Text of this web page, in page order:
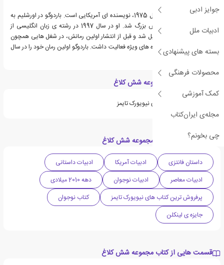
جوایز ادبی
ادبیات ملل
بسته های پیشنهادی
محصولات فرهنگی
کمک آموزشی
مجله‌ی ایران‌کتاب
چی بخونم؟
لی باردوگو، زاده ی 6 آپریل 1975، نویسنده ای آمریکایی است. باردوگو در اورشلیم به
دنیا آمد و در لس آنجلس بزرگ شد. او در سال 1997 در رشته ی زبان انگلیسی از
دانشگاه ییل فارغ التحصیل شد و قبل از انتشار اولین رمانش، در شغل هایی همچون
روزنامه نگاری، گریم و جلوه های ویژه فعالیت داشت. باردوگو اولین رمان خود را در سال
ویژگی های کتاب مجموعه شش کلاغ
از پرفروش ترین کتاب های نیویورک تایمز
دسته بندی های کتاب مجموعه شش کلاغ
داستان فانتزی ادبیات آمریکا
ادبیات داستانی
ادبیات معاصر
ادبیات نوجوان
دهه 2010 میلادی
پرفروش ترین کتاب های نیویورک تایمز
کتاب نوجوان
جایزه ی لینکلن
قسمت هایی از کتاب مجموعه شش کلاغ